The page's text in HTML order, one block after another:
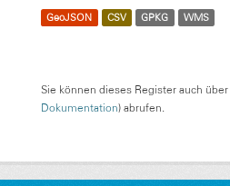
GeoJSON CSV GPKG WMS
Sie können dieses Register auch über
Dokumentation) abrufen.